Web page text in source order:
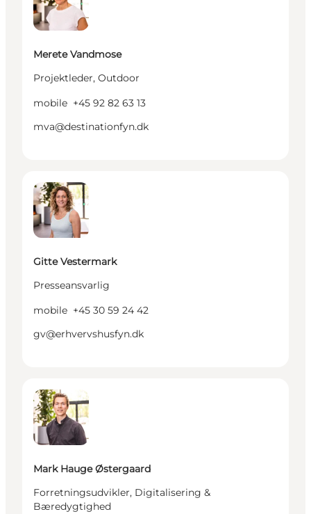
Merete Vandmose
Projektleder, Outdoor
mobile +45 92 82 63 13
mva@destinationfyn.dk
Gitte Vestermark
Presseansvarlig
mobile +45 30 59 24 42
gv@erhvervshusfyn.dk
Mark Hauge Østergaard
Forretningsudvikler, Digitalisering &
Bæredygtighed